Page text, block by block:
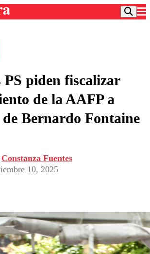
TV
Colo
Chilena
Internacional
de Chile
en medios
piden fiscalizar
de la AAFP a
Bernardo Fontaine
Constanza Fuentes
10, 2025